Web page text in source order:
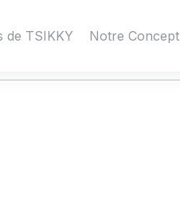
de TSIKKY Notre Concept